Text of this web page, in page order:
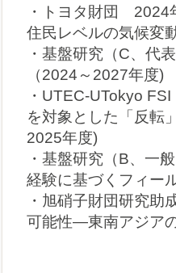
・トヨタ財団 2024
住民レベルの気候変
・基盤研究（C、代
（2024～2027年度)
・UTEC-UTokyo
を対象とした「反転
2025年度)
・基盤研究（B、一
経験に基づくフィー
・旭硝子財団研究
可能性―東南アジア